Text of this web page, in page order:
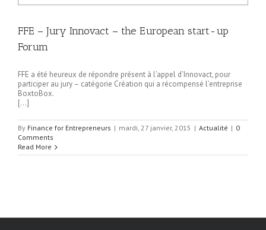
FFE – Jury Innovact – the European start-up
Forum
FFE a été heureux de répondre présent à l’appel d’Innovact, pour
participer au jury – catégorie Création qui a récompensé l’entreprise
BoxtoBox.
[…]
By Finance for Entrepreneurs | mardi, 27 janvier, 2015 | Actualité | 0
Comments
Read More